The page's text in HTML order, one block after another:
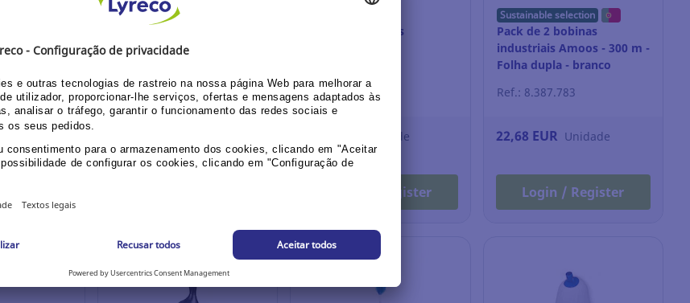
espremedor - 12 L - azul
Ref.: 7.337.773
Esfregona de tiras
Ref.: 12.254.053
Unidade
Login / Register
Sustainable selection
Pack de 2 bobinas
industriais Amoos - 300 m -
Folha dupla - branco
Ref.: 8.387.783
22,68 EUR Unidade
Login / Register